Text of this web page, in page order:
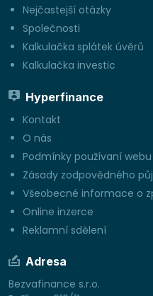
Nejčastejší otázky
Společnosti
Kalkulačka splátek úvěrů
Kalkulačka investic
Hyperfinance
Kontakt
O nás
Podmínky používaní webu
Zásady zodpovědného
Všeobecné informace o
Online inzerce
Reklamní sdělení
Adresa
Bezvafinance s.r.o.